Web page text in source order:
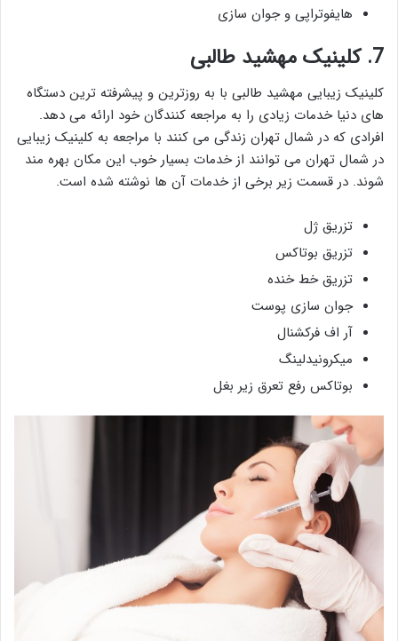
هایفوتراپی و جوان سازی
7. کلینیک مهشید طالبی
کلینیک زیبایی مهشید طالبی با به روزترین و پیشرفته ترین دستگاه
های دنیا خدمات زیادی را به مراجعه کنندگان خود ارائه می دهد.
افرادی که در شمال تهران زندگی می کنند با مراجعه به کلینیک زیبایی
در شمال تهران می توانند از خدمات بسیار خوب این مکان بهره مند
شوند. در قسمت زیر برخی از خدمات آن ها نوشته شده است.
تزریق ژل
تزریق بوتاکس
تزریق خط خنده
جوان سازی پوست
آر اف فرکشنال
میکرونیدلینگ
بوتاکس رفع تعرق زیر بغل